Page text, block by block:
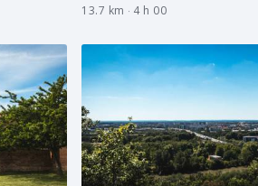
13.7 km 4 h 00